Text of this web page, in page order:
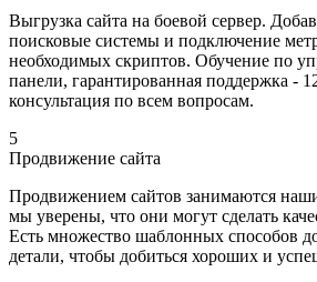
Выгрузка сайта на боевой сервер.
поисковые системы и подключение
необходимых скриптов. Обучение по
панели, гарантированная поддержка -
консультация по всем вопросам.
5
Продвижение сайта
Продвижением сайтов занимаются
мы уверены, что они могут сделать
Есть множество шаблонных способов
детали, чтобы добиться хороших и